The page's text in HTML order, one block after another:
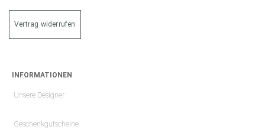
Vertrag widerrufen
INFORMATIONEN
Unsere Designer
Geschenkgutscheine